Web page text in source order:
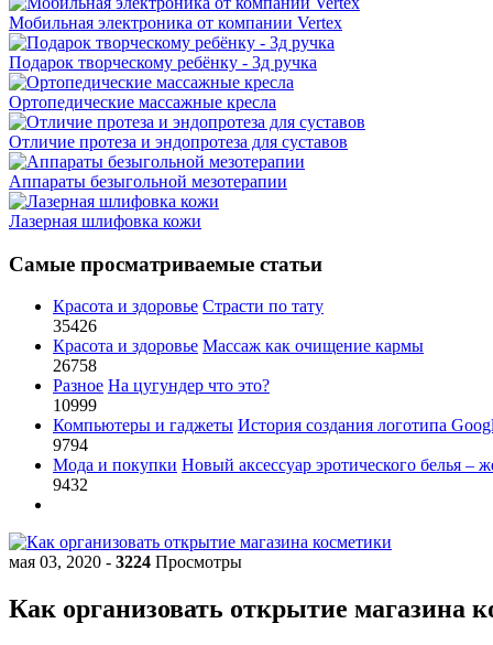
Мобильная электроника от компании Vertex
Подарок творческому ребёнку - 3д ручка
Ортопедические массажные кресла
Отличие протеза и эндопротеза для суставов
Аппараты безыгольной мезотерапии
Лазерная шлифовка кожи
Самые просматриваемые статьи
Красота и здоровье Страсти по тату
35426
Красота и здоровье Массаж как очищение кармы
26758
Разное На цугундер что это?
10999
Компьютеры и гаджеты История создания логотипа
9794
Мода и покупки Новый аксессуар эротического белья –
9432
мая 03, 2020 - 3224 Просмотры
Как организовать открытие магазина